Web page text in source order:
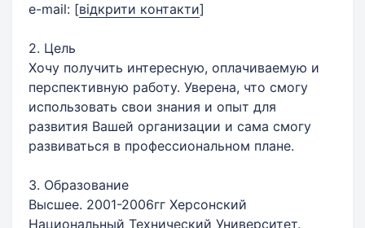
e-mail: [відкрити контакти]
2. Цель
Хочу получить интересную, оплачиваемую и
перспективную работу. Уверена, что смогу
использовать свои знания и опыт для
развития Вашей организации и сама смогу
развиваться в профессиональном плане.
3. Образование
Высшее. 2001-2006гг Херсонский
Национальный Технический Университет.